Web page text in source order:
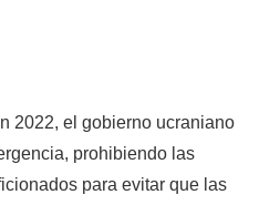
2022, el gobierno ucraniano
prohibiendo las
para evitar que las